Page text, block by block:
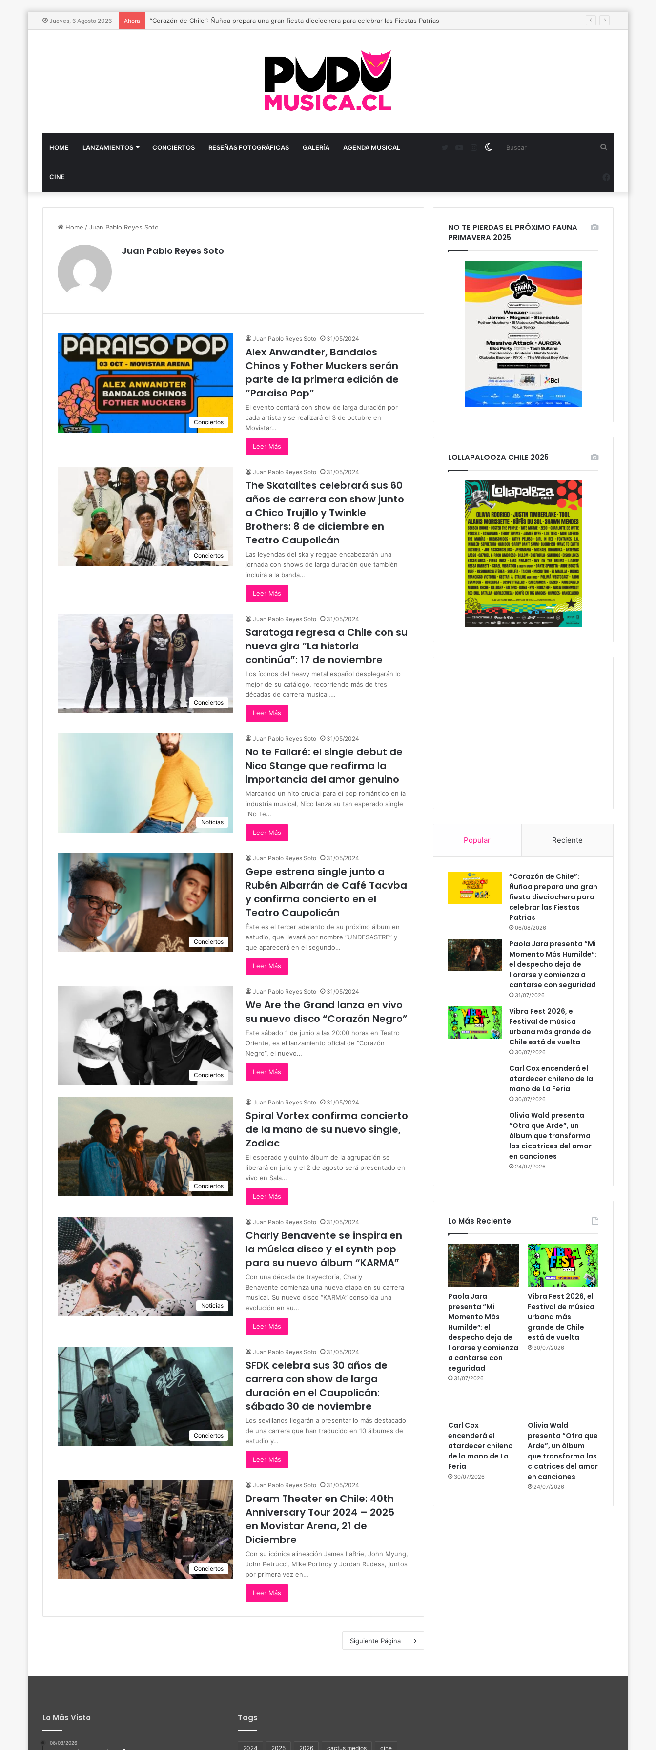
Jueves, 6 Agosto 2026 Ahora Paola Jara presenta “Mi Momento Más Humilde”: el despecho deja de llorarse y comienza a cantarse con seguridad
HOME LANZAMIENTOS CONCIERTOS RESEÑAS FOTOGRÁFICAS GALERÍA AGENDA MUSICAL
CINE
Switch
Instagram
YouTube
Home /Juan Pablo Reyes Soto
Juan Pablo Reyes Soto
Conciertos
Juan Pablo Reyes Soto 31/05/2024
Alex Anwandter, Bandalos
Chinos y Fother Muckers serán
parte de la primera edición de
“Paraiso Pop”
El evento contará con show de larga duración por
cada artista y se realizará el 3 de octubre en
Movistar…
Leer Más
Conciertos
Juan Pablo Reyes Soto 31/05/2024
The Skatalites celebrará sus 60
años de carrera con show junto
a Chico Trujillo y Twinkle
Brothers: 8 de diciembre en
Teatro Caupolicán
Las leyendas del ska y reggae encabezarán una
jornada con shows de larga duración que también
incluirá a la banda…
Leer Más
Conciertos
Juan Pablo Reyes Soto 31/05/2024
Saratoga regresa a Chile con su
nueva gira “La historia
continúa”: 17 de noviembre
Los íconos del heavy metal español desplegarán lo
mejor de su catálogo, recorriendo más de tres
décadas de carrera musical.…
Leer Más
Noticias
Juan Pablo Reyes Soto 31/05/2024
No te Fallaré: el single debut de
Nico Stange que reafirma la
importancia del amor genuino
Marcando un hito crucial para el pop romántico en la
industria musical, Nico lanza su tan esperado single
“No Te…
Leer Más
Conciertos
Juan Pablo Reyes Soto 31/05/2024
Gepe estrena single junto a
Rubén Albarrán de Café Tacvba
y confirma concierto en el
Teatro Caupolicán
Éste es el tercer adelanto de su próximo álbum en
estudio, que llevará por nombre “UNDESASTRE” y
que aparecerá en el segundo…
Leer Más
Conciertos
Juan Pablo Reyes Soto 31/05/2024
We Are the Grand lanza en vivo
su nuevo disco “Corazón Negro”
Este sábado 1 de junio a las 20:00 horas en Teatro
Oriente, es el lanzamiento oficial de “Corazón
Negro”, el nuevo…
Leer Más
Conciertos
Juan Pablo Reyes Soto 31/05/2024
Spiral Vortex confirma concierto
de la mano de su nuevo single,
Zodiac
El esperado y quinto álbum de la agrupación se
liberará en julio y el 2 de agosto será presentado en
vivo en Sala…
Leer Más
Noticias
Juan Pablo Reyes Soto 31/05/2024
Charly Benavente se inspira en
la música disco y el synth pop
para su nuevo álbum “KARMA”
Con una década de trayectoria, Charly
Benavente comienza una nueva etapa en su carrera
musical. Su nuevo disco “KARMA” consolida una
evolución en su…
Leer Más
Conciertos
Juan Pablo Reyes Soto 31/05/2024
SFDK celebra sus 30 años de
carrera con show de larga
duración en el Caupolicán:
sábado 30 de noviembre
Los sevillanos llegarán a presentar lo más destacado
de una carrera que han traducido en 10 álbumes de
estudio y…
Leer Más
Conciertos
Juan Pablo Reyes Soto 31/05/2024
Dream Theater en Chile: 40th
Anniversary Tour 2024 – 2025
en Movistar Arena, 21 de
Diciembre
Con su icónica alineación James LaBrie, John Myung,
John Petrucci, Mike Portnoy y Jordan Rudess, juntos
por primera vez en…
Leer Más
Siguiente Página
NO TE PIERDAS EL PRÓXIMO FAUNA
PRIMAVERA 2025
LOLLAPALOOZA CHILE 2025
Popular Reciente
“Corazón de Chile”:
Ñuñoa prepara una gran
fiesta dieciochera para
celebrar las Fiestas
Patrias
06/08/2026
Paola Jara presenta “Mi
Momento Más Humilde”:
el despecho deja de
llorarse y comienza a
cantarse con seguridad
31/07/2026
Vibra Fest 2026, el
Festival de música
urbana más grande de
Chile está de vuelta
30/07/2026
Carl Cox encenderá el
atardecer chileno de la
mano de La Feria
30/07/2026
Olivia Wald presenta
“Otra que Arde”, un
álbum que transforma
las cicatrices del amor
en canciones
24/07/2026
Lo Más Reciente
Paola Jara
presenta “Mi
Momento Más
Humilde”: el
despecho deja de
llorarse y comienza
a cantarse con
seguridad
31/07/2026
Vibra Fest 2026, el
Festival de música
urbana más
grande de Chile
está de vuelta
30/07/2026
Carl Cox
encenderá el
atardecer chileno
de la mano de La
Feria
30/07/2026
Olivia Wald
presenta “Otra que
Arde”, un álbum
que transforma las
cicatrices del amor
en canciones
24/07/2026
Lo Más Visto
06/08/2026
Tags
2024 2025 2026 cactus medios cine